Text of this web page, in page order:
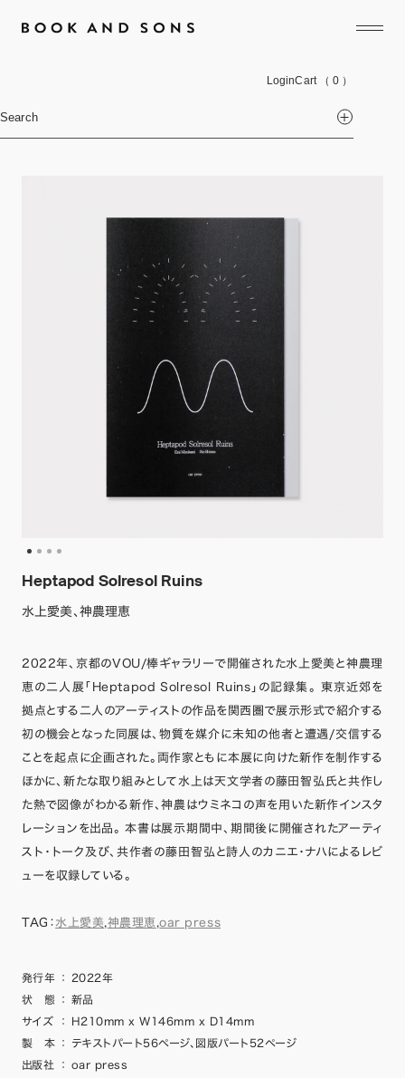
LoginCart （ 0 ）
Search
Heptapod Solresol Ruins
水上愛美、神農理恵
2022年、京都のVOU/棒ギャラリーで開催された水上愛美と神農理
恵の二人展「Heptapod Solresol Ruins」の記録集。 東京近郊を
拠点とする二人のアーティストの作品を関西圏で展示形式で紹介する
初の機会となった同展は、物質を媒介に未知の他者と遭遇/交信する
ことを起点に企画された。両作家ともに本展に向けた新作を制作する
ほかに、新たな取り組みとして水上は天文学者の藤田智弘氏と共作し
た熱で図像がわかる新作、神農はウミネコの声を用いた新作インスタ
レーションを出品。 本書は展示期間中、期間後に開催されたアーティ
スト・トーク及び、共作者の藤田智弘と詩人のカニエ・ナハによるレビ
ューを収録している。
TAG： 水上愛美,神農理恵 ,oar press
発行年 ：
2022年
状 態
：
新品
サイズ
：
H210mm x W146mm x D14mm
製 本
：
テキストパート56ページ、図版パート52ページ
出版社
：
oar press